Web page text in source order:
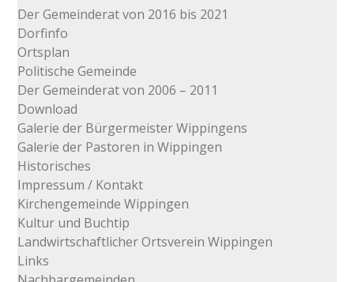
Der Gemeinderat von 2016 bis 2021
Dorfinfo
Ortsplan
Politische Gemeinde
Der Gemeinderat von 2006 – 2011
Download
Galerie der Bürgermeister Wippingens
Galerie der Pastoren in Wippingen
Historisches
Impressum / Kontakt
Kirchengemeinde Wippingen
Kultur und Buchtip
Landwirtschaftlicher Ortsverein Wippingen
Links